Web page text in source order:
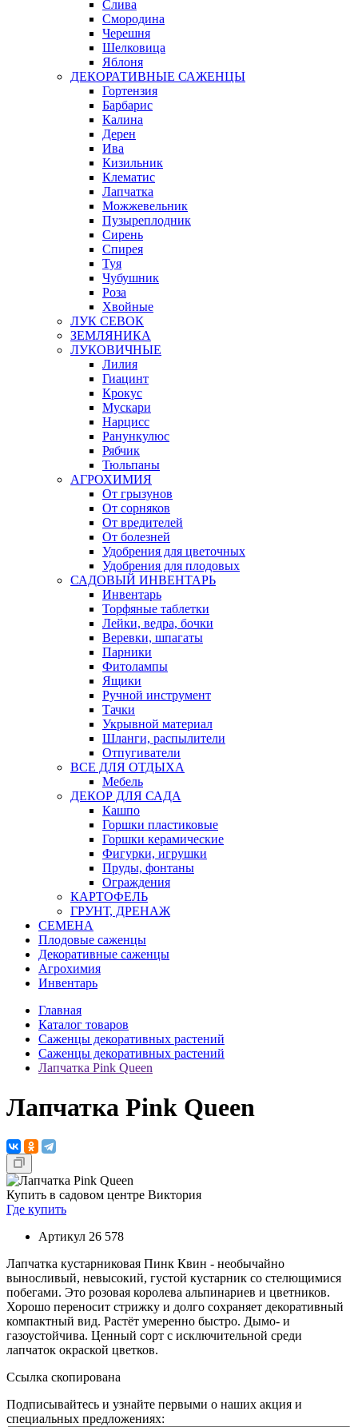
Слива
Смородина
Черешня
Шелковица
Яблоня
ДЕКОРАТИВНЫЕ САЖЕНЦЫ
Гортензия
Барбарис
Калина
Дерен
Ива
Кизильник
Клематис
Лапчатка
Можжевельник
Пузыреплодник
Сирень
Спирея
Туя
Чубушник
Роза
Хвойные
ЛУК СЕВОК
ЗЕМЛЯНИКА
ЛУКОВИЧНЫЕ
Лилия
Гиацинт
Крокус
Мускари
Нарцисс
Ранункулюс
Рябчик
Тюльпаны
АГРОХИМИЯ
От грызунов
От сорняков
От вредителей
От болезней
Удобрения для цветочных
Удобрения для плодовых
САДОВЫЙ ИНВЕНТАРЬ
Инвентарь
Торфяные таблетки
Лейки, ведра, бочки
Веревки, шпагаты
Парники
Фитолампы
Ящики
Ручной инструмент
Тачки
Укрывной материал
Шланги, распылители
Отпугиватели
ВСЕ ДЛЯ ОТДЫХА
Мебель
ДЕКОР ДЛЯ САДА
Кашпо
Горшки пластиковые
Горшки керамические
Фигурки, игрушки
Пруды, фонтаны
Ограждения
КАРТОФЕЛЬ
ГРУНТ, ДРЕНАЖ
СЕМЕНА
Плодовые саженцы
Декоративные саженцы
Агрохимия
Инвентарь
Главная
Каталог товаров
Саженцы декоративных растений
Саженцы декоративных растений
Лапчатка Pink Queen
Лапчатка Pink Queen
Купить в садовом центре Виктория
Где купить
Артикул 26 578
Лапчатка кустарниковая Пинк Квин - необычайно
выносливый, невысокий, густой кустарник со стелющимися
побегами. Это розовая королева альпинариев и цветников.
Хорошо переносит стрижку и долго сохраняет декоративный
компактный вид. Растёт умеренно быстро. Дымо- и
газоустойчива. Ценный сорт с исключительной среди
лапчаток окраской цветков.
Ссылка скопирована
Подписывайтесь и узнайте первыми о наших акция и
специальных предложениях: